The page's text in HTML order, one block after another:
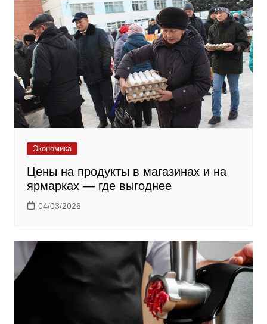
Экономика
Цены на продукты в магазинах и на
ярмарках — где выгоднее
04/03/2026